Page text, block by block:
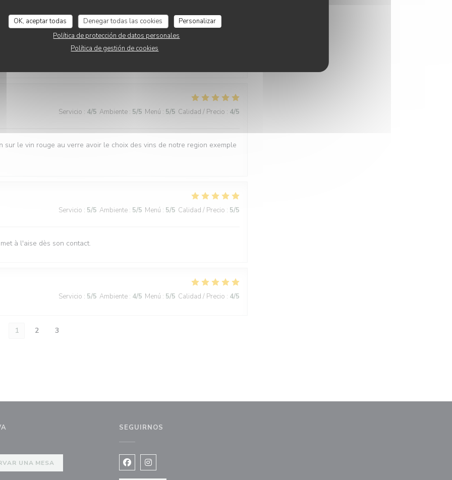
OK, aceptar todas Denegar todas las cookies
Personalizar
Política de protección de datos personales
Política de gestión de cookies
Servicio:4/5 Ambiente:5/5 Menú:5 /5 Calidad / Precio
agréable.
Servicio : 4/5 Ambiente : 5/5 Menú : 5/5 Calidad / Precio : 4/5
sur le vin rouge au verre avoir le choix des vins de notre region exemple
Servicio : 5/5 Ambiente : 5/5 Menú : 5/5 Calidad / Precio : 5/5
à l'aise dès son contact.
Servicio : 5/5 Ambiente : 4/5 Menú : 5/5 Calidad / Precio : 4/5
1 2 3
UNA MESA
SEGUIRNOS
Facebook ((abre en una nueva ventana))
Instagram ((abre en una nueva ventana))